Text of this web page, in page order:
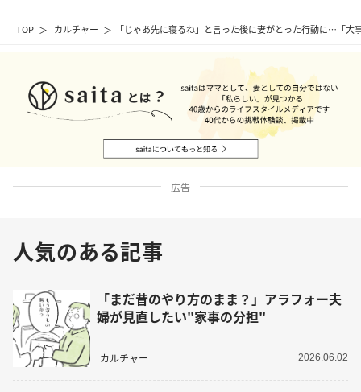
TOP カルチャー 「じゃあ先に寝るね」と言った後に妻がとった行動に…「大
広告
人気のある記事
「まだ昔のやり方のまま？」アラフォー夫
婦が見直したい"家事の分担"
カルチャー 2026.06.02